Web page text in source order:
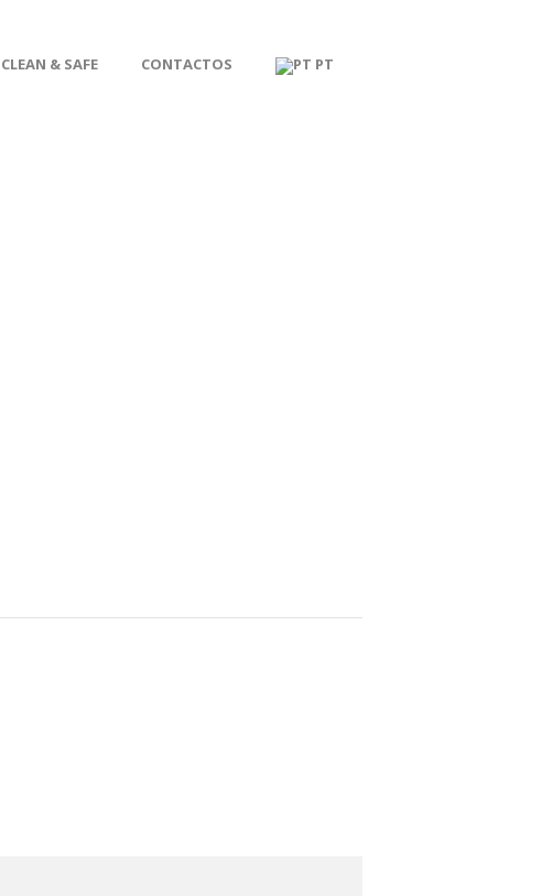
CLEAN & SAFE CONTACTOS PT